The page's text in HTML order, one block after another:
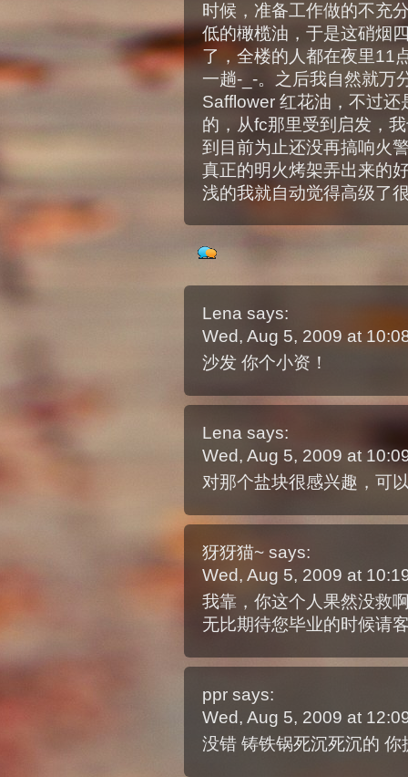
时候，准备工作做的不充
低的橄榄油，于是这硝烟
了，全楼的人都在夜里11
一趟-_-。之后我自然就万
Safflower 红花油，不过
的，从fc那里受到启发，
到目前为止还没再搞响火
真正的明火烤架弄出来的
浅的我就自动觉得高级了
Lena says:
Wed, Aug 5, 2009 at
沙发 你个小资！
Lena says:
Wed, Aug 5, 2009 at
对那个盐块很感兴趣，可
犽犽猫~ says:
Wed, Aug 5, 2009 at
我靠，你这个人果然没
无比期待您毕业的时候请
ppr says:
Wed, Aug 5, 2009 at
没错 铸铁锅死沉死沉的